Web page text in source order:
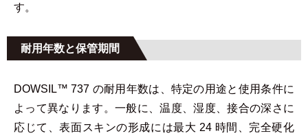
す。
耐用年数と保管期間
DOWSIL™ 737 の耐用年数は、特定の用途と使用条件に
よって異なります。一般に、温度、湿度、接合の深さに
応じて、表面スキンの形成には最大 24 時間、完全硬化